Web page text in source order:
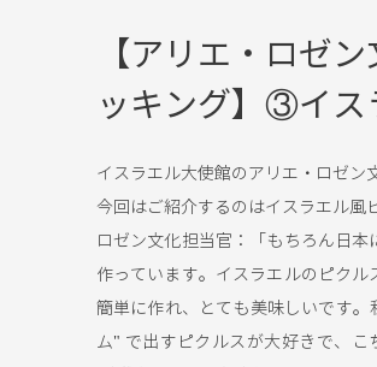
【アリエ・ロゼ
ッキング】③イス
イスラエル大使館のアリエ・ロゼン
今回はご紹介するのはイスラエル風
ロゼン文化担当官：「もちろん日
作っています。イスラエルのピク
簡単に作れ、とても美味しいです
ム" で出すピクルスが大好きで、